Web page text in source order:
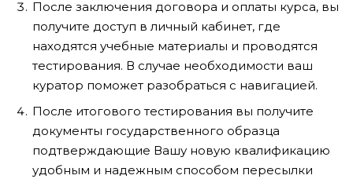
После заключения договора и оплаты курса, вы
получите доступ в личный кабинет, где
находятся учебные материалы и проводятся
тестирования. В случае необходимости ваш
куратор поможет разобраться с навигацией.
После итогового тестирования вы получите
документы государственного образца
подтверждающие Вашу новую квалификацию
удобным и надежным способом пересылки